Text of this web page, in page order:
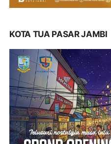
KOTA TUA PASAR JAMBI